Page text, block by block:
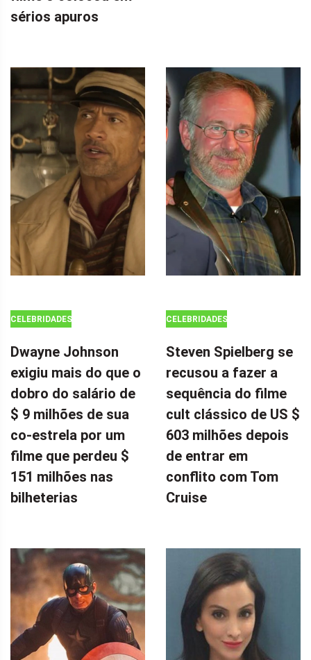
sérios apuros
CELEBRIDADES
Dwayne Johnson
exigiu mais do que o
dobro do salário de
$ 9 milhões de sua
co-estrela por um
filme que perdeu $
151 milhões nas
bilheterias
CELEBRIDADES
Steven Spielberg se
recusou a fazer a
sequência do filme
cult clássico de US $
603 milhões depois
de entrar em
conflito com Tom
Cruise